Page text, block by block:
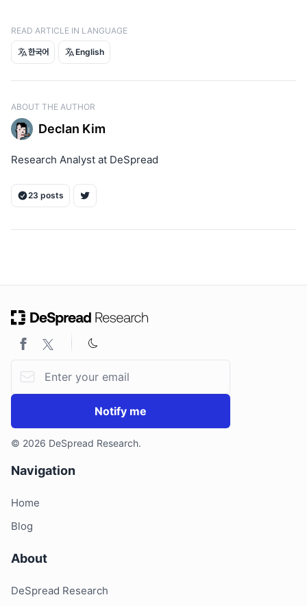
Story Foundation,
Transaction System
Jacob Tucker’s X
Cantina’s X
Four Pillars,
Four Pillars, Agent TCP/IP: Amplifying AI Agent
READ ARTICLE IN LANGUAGE
한국어 English
ABOUT THE AUTHOR
Declan Kim
Research Analyst at DeSpread
23 posts
1.2. Proof-of-Creativity
2.1. Agent TCP/IP
2.2. AI Agent 经济的新标准
3.3. AI Agent
4. 结论
Notify me
© 2026 DeSpread Research.
Navigation
Home
Blog
About
DeSpread Research